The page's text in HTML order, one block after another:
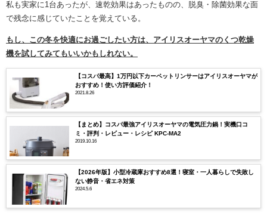
私も実家に1台あったが、速乾効果はあったものの、脱臭・除菌効果な面
で残念に感じていたことを覚えている。
もし、この冬を快適にお過ごしたい方は、アイリスオーヤマのくつ乾燥
機を試してみてもいいかもしれない。
【コスパ最高】1万円以下カーペットリンサーはアイリスオーヤマが
おすすめ！使い方評価紹介！
2021.8.26
【まとめ】コスパ最強アイリスオーヤマの電気圧力鍋！実機口コ
ミ・評判・レビュー・レシピ KPC-MA2
2019.10.16
【2026年版】小型冷蔵庫おすすめ8選！寝室・一人暮らしで失敗し
ない静音・省エネ対策
2024.5.6